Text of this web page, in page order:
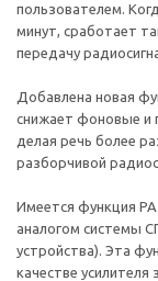
пользователем.
минут, сработает
передачу
Добавлена новая
снижает фоновые и
делая речь более
разборчивой
Имеется функция
аналогом системы
устройства). Эта
качестве усилителя